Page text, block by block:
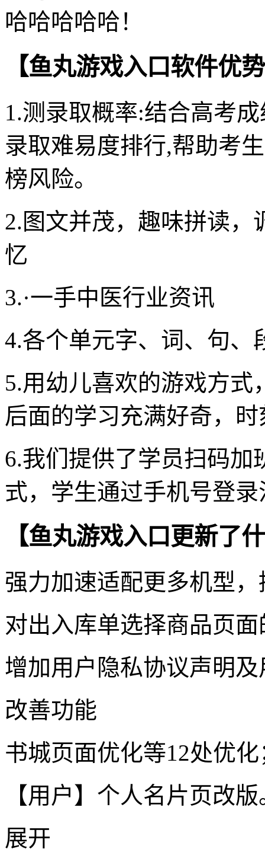
哈哈哈哈哈！
【鱼丸游戏入口软件优
1.测录取概率:结合高考
录取难易度排行,帮助考
榜风险。
2.图文并茂，趣味拼读
忆
3.·一手中医行业资讯
4.各个单元字、词、句、
5.用幼儿喜欢的游戏方
后面的学习充满好奇，
6.我们提供了学员扫码
式，学生通过手机号登
【鱼丸游戏入口更新了
强力加速适配更多机型
对出入库单选择商品页
增加用户隐私协议声明
改善功能
书城页面优化等12处优化
【用户】个人名片页改
展开